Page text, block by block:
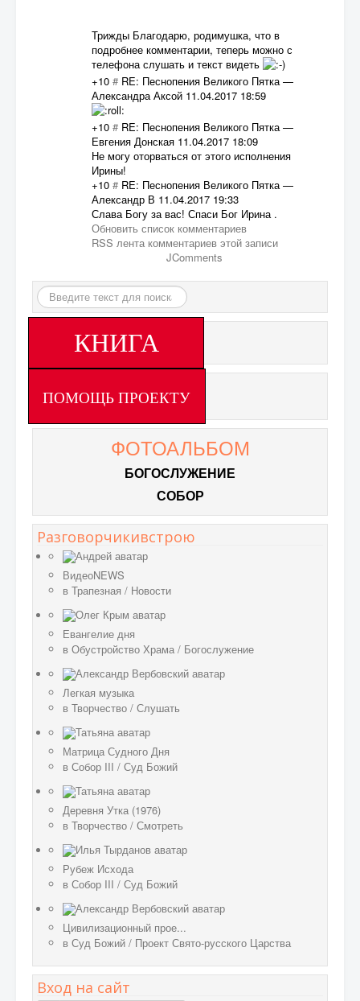
Трижды Благодарю, родимушка, что в
подробнее комментарии, теперь можно с
телефона слушать и текст видеть
+10 # RE: Песнопения Великого Пятка—
Александра Аксой 11.04.2017 18:59
+10 # RE: Песнопения Великого Пятка—
Евгения Донская 11.04.2017 18:09
Не могу оторваться от этого исполнения
Ирины!
+10 # RE: Песнопения Великого Пятка—
Александр В 11.04.2017 19:33
Слава Богу за вас! Спаси Бог Ирина .
Обновить список комментариев
RSS лента комментариев этой записи
JComments
Искать...
КНИГА
ПОМОЩЬ ПРОЕКТУ
ФОТОАЛЬБОМ
БОГОСЛУЖЕНИЕ
СОБОР
Разговорчикивстрою
ВидеоNEWS
в Трапезная / Новости
Евангелие дня
в Обустройство Храма / Богослужение
Легкая музыка
в Творчество / Слушать
Матрица Судного Дня
в Собор III / Суд Божий
Деревня Утка (1976)
в Творчество / Смотреть
Рубеж Исхода
в Собор III / Суд Божий
Цивилизационный прое...
в Суд Божий / Проект Свято-русского Царства
Вход на сайт